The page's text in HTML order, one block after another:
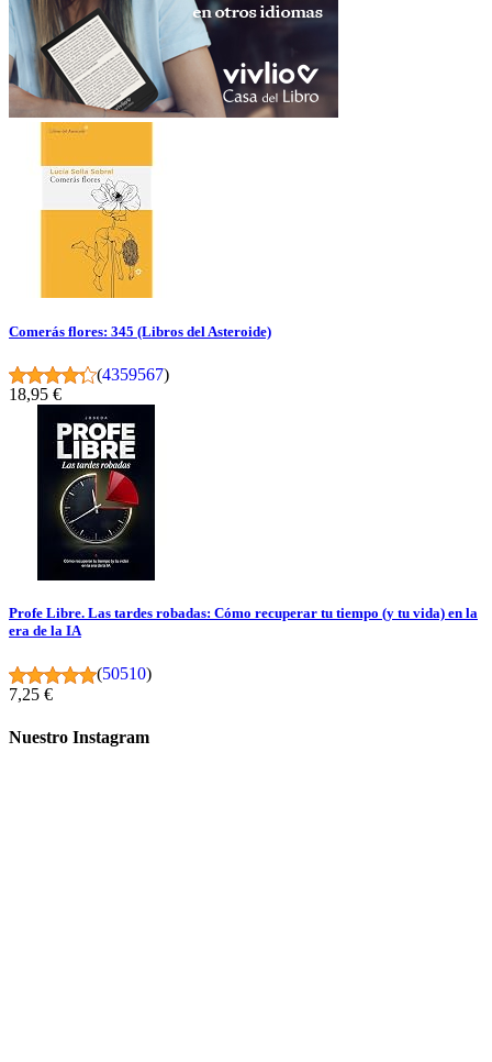
Comerás flores: 345 (Libros del Asteroide)
(4359567)
18,95 €
Profe Libre. Las tardes robadas: Cómo recuperar tu tiempo (y tu vida) en la
era de la IA
(50510)
7,25 €
Nuestro Instagram